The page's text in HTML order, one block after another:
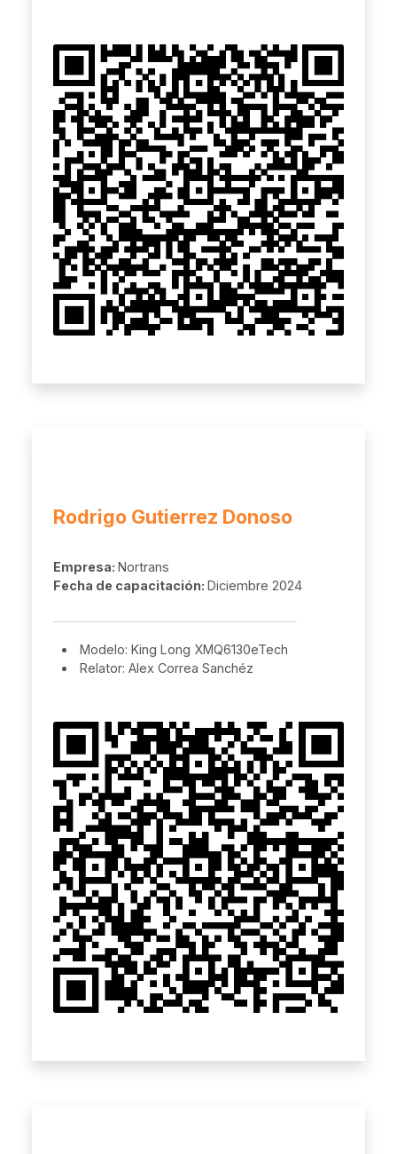
Rodrigo Gutierrez Donoso
Empresa: Nortrans
Fecha de capacitación: Diciembre 2024
Modelo: King Long XMQ6130eTech
Relator: Alex Correa Sanchéz